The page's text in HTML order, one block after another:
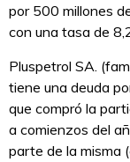
por 500 millones
con una tasa de
Pluspetrol SA.
tiene una deuda
que compró la
a comienzos del
parte de la misma